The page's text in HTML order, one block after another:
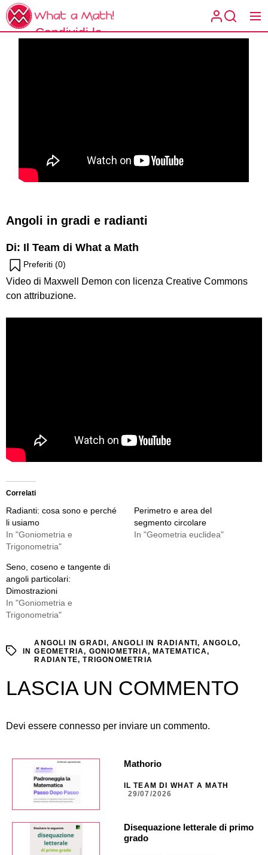
Skip
to
the
What
Math!
What a
Condividi la
Angoli in gradi e radianti
Di: Il Team di What a Math
Preferiti (0)
Video di Maxwell Demon con licenza Creative Commons
con attribuzione.
Correlati
Radianti: cosa sono e perché
li usiamo
In "Goniometria e
Trigonometria"
Perimetro e area del
segmento circolare
In "Geometria euclidea"
Seno, coseno e tangente di
angoli particolari:
Dimostrazioni
In "Goniometria e
Trigonometria"
IN
ANGOLI IN GRADI, ANGOLI IN RADIANTI, ANGOLO,
GEOMETRIA, GONIOMETRIA, MATEMATICA,
RADIANTE,TRIGONOMETRIA
LASCIA UN COMMENTO
Devi essere connesso per inviare un commento.
Mathorio
IL TEAM DI WHAT A MATH
29/07/2026
Disequazione letterale di primo
grado